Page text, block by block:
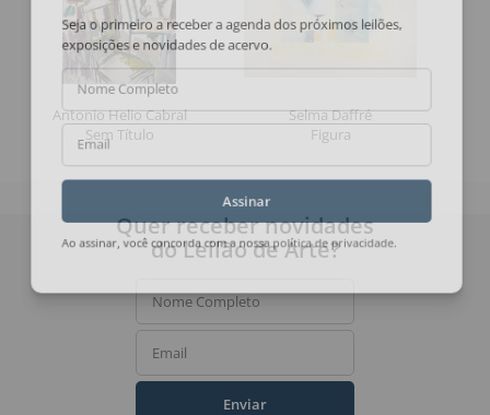
Antonio Helio Cabral
Sem Título
Selma Daffré
Figura
Seja o primeiro a receber a agenda dos próximos leilões,
exposições e novidades de acervo.
Nome Completo
Email
Assinar
Ao assinar, você concorda com a nossapolítica de privacidade
Quer receber novidades
do Leilão de Arte?
Nome Completo
Email
Enviar